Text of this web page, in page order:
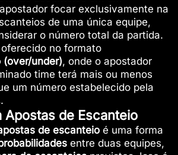
focar exclusivamente na
de uma única equipe,
o número total da partida.
no formato
under), onde o apostador
time terá mais ou menos
um número estabelecido pela
Apostas de Escanteio
de escanteioé uma forma
entre duas equipes,